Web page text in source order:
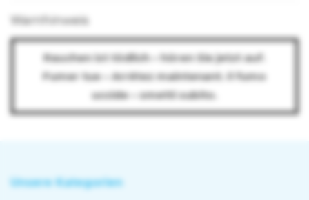
Warnhinweis
Rauchen ist tödlich – hören Sie jetzt auf.
Fumer tue – Arrêtez maintenant. Il fumo
uccide – smetti subito.
Unsere Kategorien